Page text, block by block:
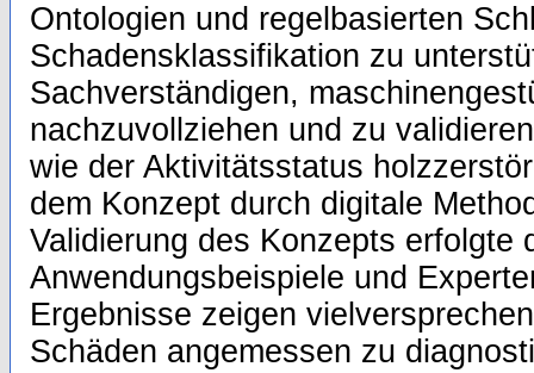
Ontologien und regelbasierten
Schadensklassifikation zu
Sachverständigen,
nachzuvollziehen und zu
wie der Aktivitätsstatus
dem Konzept durch digitale
Validierung des Konzepts erfolgte
Anwendungsbeispiele und
Ergebnisse zeigen
Schäden angemessen zu